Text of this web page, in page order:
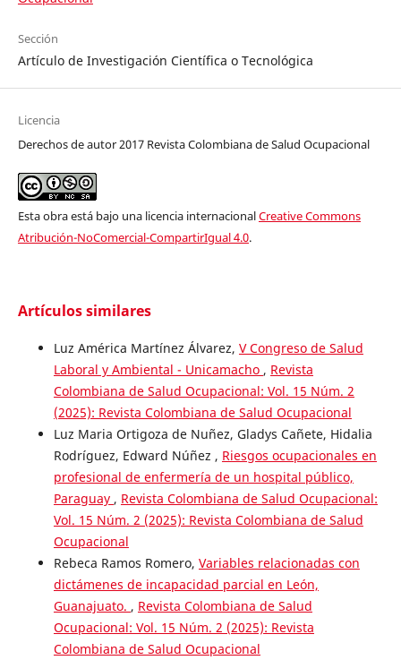
Sección
Artículo de Investigación Científica o Tecnológica
Licencia
Derechos de autor 2017 Revista Colombiana de Salud Ocupacional
Esta obra está bajo una licencia internacionalCreative Commons
Atribución-NoComercial-CompartirIgual 4.0.
Artículos similares
Luz América Martínez Álvarez, V Congreso de Salud
Laboral y Ambiental - Unicamacho , Revista
Colombiana de Salud Ocupacional: Vol. 15 Núm. 2
(2025): Revista Colombiana de Salud Ocupacional
Luz Maria Ortigoza de Nuñez, Gladys Cañete, Hidalia
Rodríguez, Edward Núñez , Riesgos ocupacionales en
profesional de enfermería de un hospital público,
Paraguay , Revista Colombiana de Salud Ocupacional:
Vol. 15 Núm. 2 (2025): Revista Colombiana de Salud
Ocupacional
Rebeca Ramos Romero, Variables relacionadas con
dictámenes de incapacidad parcial en León,
Guanajuato. , Revista Colombiana de Salud
Ocupacional: Vol. 15 Núm. 2 (2025): Revista
Colombiana de Salud Ocupacional